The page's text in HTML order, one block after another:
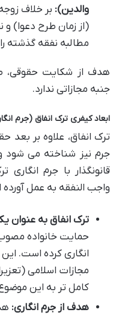
والدین): بر خلاف
(از زمان طرح دعوا) و
مطالبه نفقه گذشته را
هدف از شکایت حقوقی،
جنبه مجازاتی ندارد.
ابعاد کیفری ترک انفاق (جرم
ترک انفاق، علاوه بر بعد
جرم نیز شناخته می شود
قانونگذار با جرم انگاری
واجب النفقه به عمل
ترک انفاق به عنوان
مجازات اسلامی
کامل تر به این
هدف از جرم انگاری: